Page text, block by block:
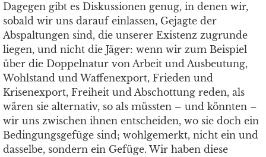
Dagegen gibt es Diskussionen genug, in denen wir,
sobald wir uns darauf einlassen, Gejagte der
Abspaltungen sind, die unserer Existenz zugrunde
liegen, und nicht die Jäger: wenn wir zum Beispiel
über die Doppelnatur von Arbeit und Ausbeutung,
Wohlstand und Waffenexport, Frieden und
Krisenexport, Freiheit und Abschottung reden, als
wären sie alternativ, so als müssten – und könnten –
wir uns zwischen ihnen entscheiden, wo sie doch ein
Bedingungsgefüge sind; wohlgemerkt, nicht ein und
dasselbe, sondern ein Gefüge. Wir haben diese